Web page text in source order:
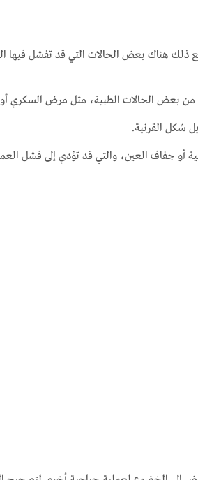
من بعض الحالات الطبية، مثل مرض السكري
شكل القرنية.
أو جفاف العين، والتي قد تؤدي إلى فشل